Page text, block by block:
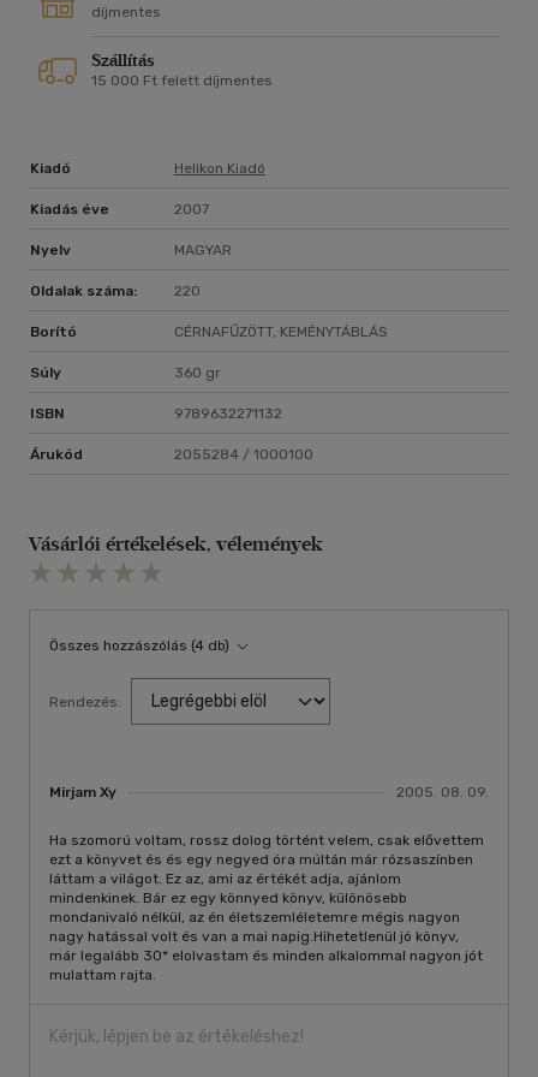
díjmentes
Szállítás
15 000 Ft felett díjmentes
Kiadó Helikon Kiadó
Kiadás éve 2007
Nyelv MAGYAR
Oldalak száma: 220
Borító CÉRNAFŰZÖTT, KEMÉNYTÁBLÁS
Súly 360 gr
ISBN 9789632271132
Árukód 2055284 / 1000100
Vásárlói értékelések, vélemények
Összes hozzászólás (4 db)
Rendezés:
Mirjam Xy 2005. 08. 09.
Ha szomorú voltam, rossz dolog történt velem, csak elővettem
ezt a könyvet és és egy negyed óra múltán már rózsaszínben
láttam a világot. Ez az, ami az értékét adja, ajánlom
mindenkinek. Bár ez egy könnyed könyv, különösebb
mondanivaló nélkül, az én életszemléletemre mégis nagyon
nagy hatással volt és van a mai napig.Hihetetlenül jó könyv,
már legalább 30* elolvastam és minden alkalommal nagyon jót
mulattam rajta.
Kérjük, lépjen be az értékeléshez!